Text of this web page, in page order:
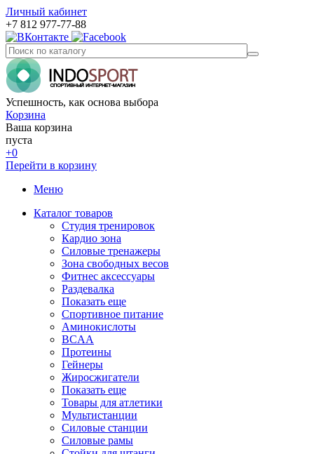
Личный кабинет
+7 812 977-77-88
Успешность, как основа выбора
Корзина
Ваша корзина
пуста
+0
Перейти в корзину
Меню
Каталог товаров
Студия тренировок
Кардио зона
Силовые тренажеры
Зона свободных весов
Фитнес аксессуары
Раздевалка
Показать еще
Спортивное питание
Аминокислоты
BCAA
Протеины
Гейнеры
Жиросжигатели
Показать еще
Товары для атлетики
Мультистанции
Силовые станции
Силовые рамы